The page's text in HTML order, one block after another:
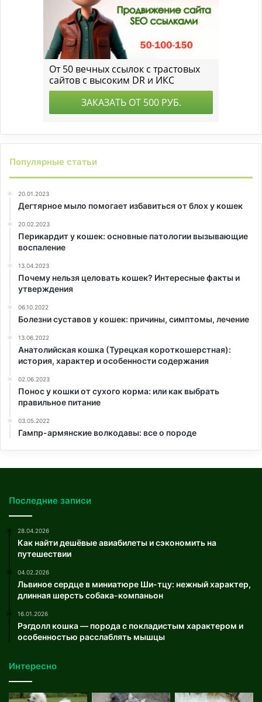
Популярные статьи
20.01.2023
Дегтярное мыло помогает избавиться от блох у кошек
20.02.2023
Перикардит у кошек: основные патологии вызывающие
воспаление
13.04.2023
Почему нельзя целовать кошек? Интересные факты и
утверждения
06.10.2022
Болезни суставов у кошек: причины, симптомы, лечение
13.06.2022
Анатолийская кошка (Турецкая короткошерстная):
история, характер и особенности содержания
02.06.2023
Понос у кошки от сухого корма: или как выбрать
правильное питание
03.05.2022
Гампр-армянские волкодавы: все о породе
Последние записи
28.04.2026
Как найти дешёвые авиабилеты и сэкономить на
путешествии
04.02.2026
Львиное сердце в миниатюре Ши-тцу: нежный характер,
длинная шерсть собака-компаньон
16.01.2026
Рэгдолл кошка — порода с покладистым характером и
особенностью расслаблять мышцы
Интересно